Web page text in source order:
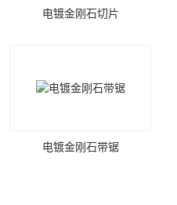
电镀金刚石切片
电镀金刚石带锯